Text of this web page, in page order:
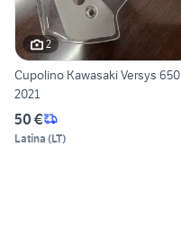
2
Cupolino Kawasaki Versys 650
2021
50 €
Latina (LT)